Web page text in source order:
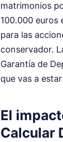
matrimonios
100.000 euros
para las
conservador.
Garantía de
que vas a
El
Calcular